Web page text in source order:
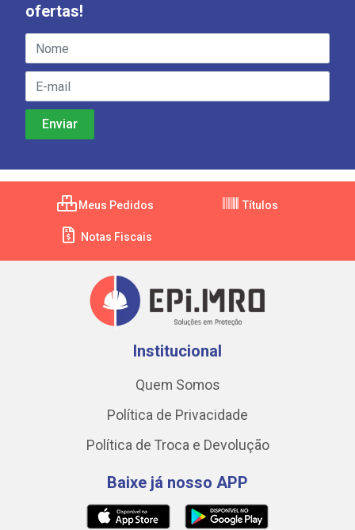
ofertas!
Meus Pedidos Títulos
Notas Fiscais
Institucional
Quem Somos
Política de Privacidade
Política de Troca e Devolução
Baixe já nosso APP